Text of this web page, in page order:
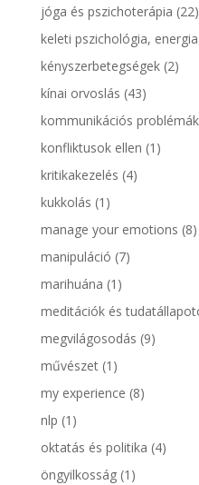
jóga és pszichoterápia (22)
keleti pszichológia,
kényszerbetegségek(2)
kínai orvoslás (43)
kommunikációs problémák
konfliktusok ellen (1)
kritikakezelés (4)
kukkolás (1)
manage your emotions (8)
manipuláció (7)
marihuána (1)
meditációk és
megvilágosodás (9)
művészet(1)
my experience (8)
nlp (1)
oktatás és politika (4)
öngyilkosság(1)